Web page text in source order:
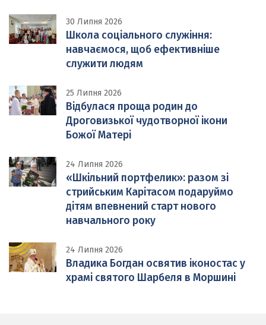
30 Липня 2026
Школа соціального служіння:
навчаємося, щоб ефективніше
служити людям
25 Липня 2026
Відбулася проща родин до
Дроговизької чудотворної ікони
Божої Матері
24 Липня 2026
«Шкільний портфелик»: разом зі
стрийським Карітасом подаруймо
дітям впевнений старт нового
навчального року
24 Липня 2026
Владика Богдан освятив іконостас у
храмі святого Шарбеля в Моршині